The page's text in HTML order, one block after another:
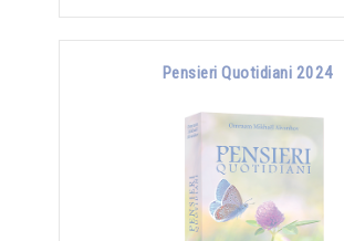
Pensieri Quotidiani 2024